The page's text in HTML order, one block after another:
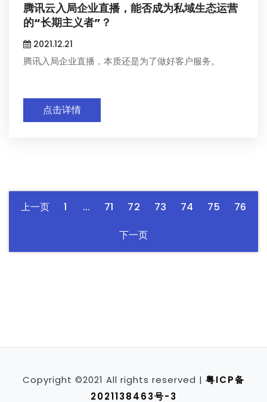
腾讯云入局企业直播，能否成为私域生态运营
的“长期主义者”？
2021.12.21
腾讯入局企业直播，本质还是为了做好客户服务。
点击详情
上一页 1 ... 71 72 73 74 75 76
下一页
Copyright ©2021 All rights reserved | 粤ICP备
2021138463号-3